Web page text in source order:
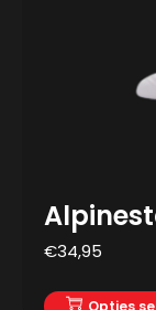
€34,95
Opties